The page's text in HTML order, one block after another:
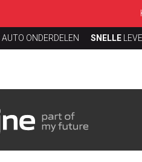
AUTO ONDERDELEN SNELLE